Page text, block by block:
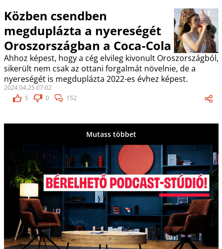
Közben csendben
megduplázta a nyereségét
Oroszországban a Coca-Cola
Ahhoz képest, hogy a cég elvileg kivonult Oroszországból,
sikerült nem csak az ottani forgalmát növelnie, de a
nyereségét is megduplázta 2022-es évhez képest.
2024.04.25 07:02
5
0 152
Mutass többet